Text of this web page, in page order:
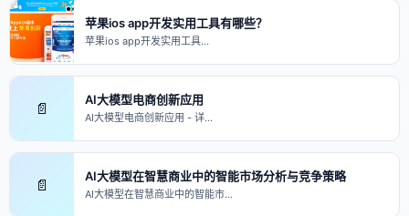
苹果ios app开发实用工具有哪些？
苹果ios app开发实用工具…
📄 AI大模型电商创新应用
AI大模型电商创新应用 - 详…
📄 AI大模型在智慧商业中的智能市场分析与竞争策略
AI大模型在智慧商业中的智能市…